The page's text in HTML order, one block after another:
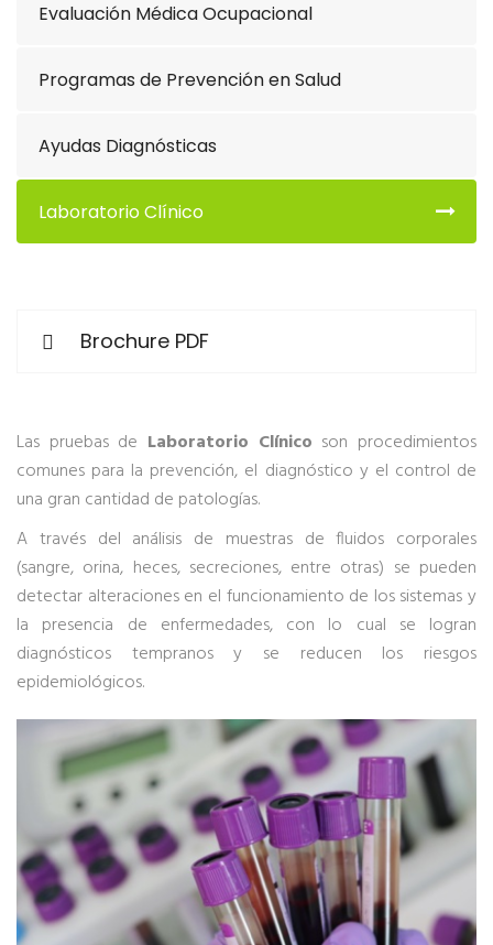
Evaluación Médica Ocupacional
Programas de Prevención en Salud
Ayudas Diagnósticas
Laboratorio Clínico
Brochure PDF
Las pruebas de Laboratorio Clínico son procedimientos
comunes para la prevención, el diagnóstico y el control de
una gran cantidad de patologías.
A través del análisis de muestras de fluidos corporales
(sangre, orina, heces, secreciones, entre otras) se pueden
detectar alteraciones en el funcionamiento de los sistemas y
la presencia de enfermedades, con lo cual se logran
diagnósticos tempranos y se reducen los riesgos
epidemiológicos.